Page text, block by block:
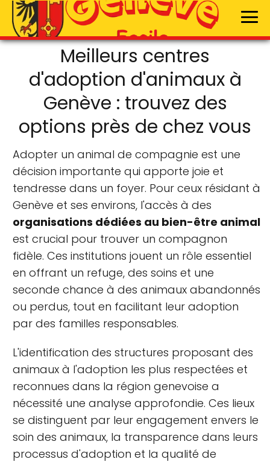
Meilleurs centres
d'adoption d'animaux à
Genève : trouvez des
options près de chez vous
Adopter un animal de compagnie est une
décision importante qui apporte joie et
tendresse dans un foyer. Pour ceux résidant à
Genève et ses environs, l'accès à des
organisations dédiées au bien-être animal
est crucial pour trouver un compagnon
fidèle. Ces institutions jouent un rôle essentiel
en offrant un refuge, des soins et une
seconde chance à des animaux abandonnés
ou perdus, tout en facilitant leur adoption
par des familles responsables.
L'identification des structures proposant des
animaux à l'adoption les plus respectées et
reconnues dans la région genevoise a
nécessité une analyse approfondie. Ces lieux
se distinguent par leur engagement envers le
soin des animaux, la transparence dans leurs
processus d'adoption et la qualité de